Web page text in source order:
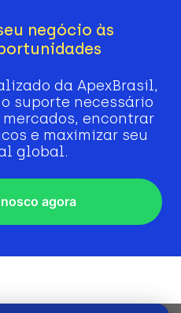
negócio às
da ApexBrasil,
suporte necessário
encontrar
e maximizar seu
global.
agora